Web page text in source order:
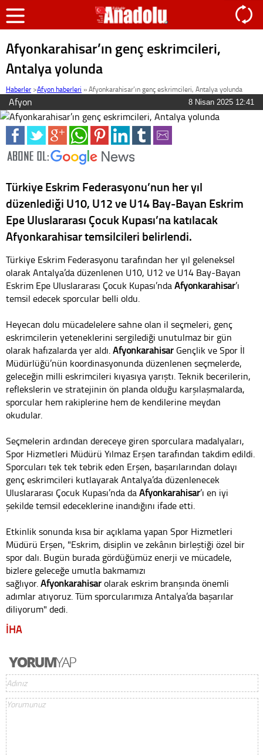
Afyonkarahisar’ın genç eskrimcileri,
Antalya yolunda
Haberler >Afyon haberleri »Afyonkarahisar’ın genç eskrimcileri, Antalya yolunda
Afyon 8 Nisan 2025 12:41
Türkiye Eskrim Federasyonu’nun her yıl
düzenlediği U10, U12 ve U14 Bay-Bayan Eskrim
Epe Uluslararası Çocuk Kupası’na katılacak
Afyonkarahisar temsilcileri belirlendi.
Türkiye Eskrim Federasyonu tarafından her yıl geleneksel
olarak Antalya’da düzenlenen U10, U12 ve U14 Bay-Bayan
Eskrim Epe Uluslararası Çocuk Kupası’ndaAfyonkarahisar’ı
temsil edecek sporcular belli oldu.
Heyecan dolu mücadelelere sahne olan il seçmeleri, genç
eskrimcilerin yeteneklerini sergilediği unutulmaz bir gün
olarak hafızalarda yer aldı.Afyonkarahisar Gençlik ve Spor İl
Müdürlüğü’nün koordinasyonunda düzenlenen seçmelerde,
geleceğin milli eskrimcileri kıyasıya yarıştı. Teknik becerilerin,
reflekslerin ve stratejinin ön planda olduğu karşılaşmalarda,
sporcular hem rakiplerine hem de kendilerine meydan
okudular.
Seçmelerin ardından dereceye giren sporculara madalyaları,
Spor Hizmetleri Müdürü Yılmaz Erşen tarafından takdim edildi.
Sporcuları tek tek tebrik eden Erşen, başarılarından dolayı
genç eskrimcileri kutlayarak Antalya’da düzenlenecek
Uluslararası Çocuk Kupası’nda daAfyonkarahisar’ı en iyi
şekilde temsil edeceklerine inandığını ifade etti.
Etkinlik sonunda kısa bir açıklama yapan Spor Hizmetleri
Müdürü Erşen, "Eskrim, disiplin ve zekânın birleştiği özel bir
spor dalı. Bugün burada gördüğümüz enerji ve mücadele,
bizlere geleceğe umutla bakmamızı
sağlıyor.Afyonkarahisarolarak eskrim branşında önemli
adımlar atıyoruz. Tüm sporcularımıza Antalya’da başarılar
diliyorum" dedi.
İHA